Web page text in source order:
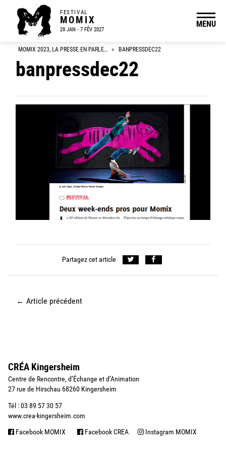
FESTIVAL
MOMIX
29 JAN - 7 FÉV 2027
MENU
MOMIX 2023, LA PRESSE EN PARLE… > BANPRESSDEC22
banpressdec22
Partagez cet article
← Article précédent
CRÉA Kingersheim
Centre de Rencontre, d’Échange et d’Animation
27 rue de Hirschau 68260 Kingersheim
Tél : 03 89 57 30 57
www.crea-kingersheim.com
Facebook MOMIX Facebook CREA Instagram MOMIX